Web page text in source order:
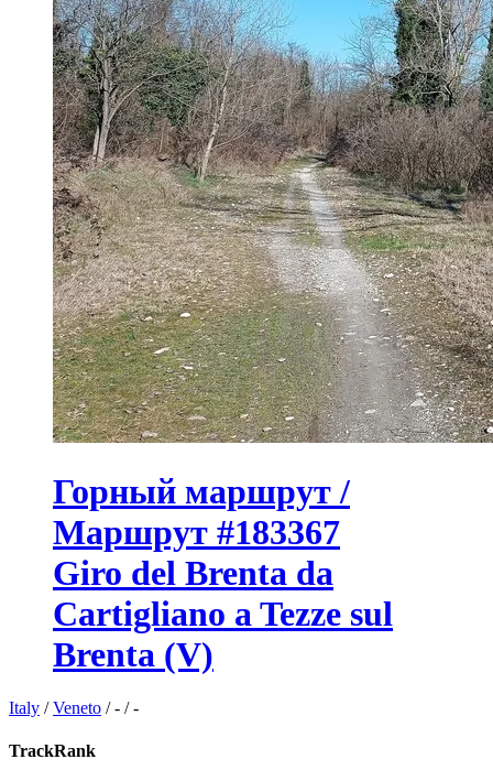
Горный маршрут /
Маршрут #183367
Giro del Brenta da
Cartigliano a Tezze sul
Brenta (V)
Italy /Veneto /- /-
TrackRank